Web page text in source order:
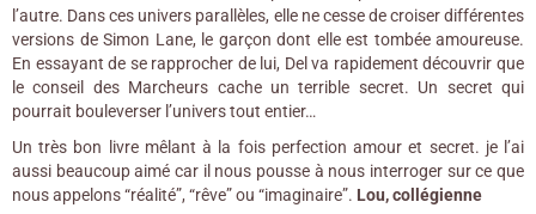
l’autre. Dans ces univers parallèles, elle ne cesse de croiser différentes
versions de Simon Lane, le garçon dont elle est tombée amoureuse.
En essayant de se rapprocher de lui, Del va rapidement découvrir que
le conseil des Marcheurs cache un terrible secret. Un secret qui
pourrait bouleverser l’univers tout entier…
Un très bon livre mêlant à la fois perfection amour et secret. je l’ai
aussi beaucoup aimé car il nous pousse à nous interroger sur ce que
nous appelons “réalité”, “rêve” ou “imaginaire”. Lou, collégienne